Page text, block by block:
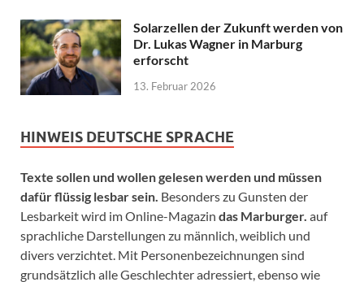
Solarzellen der Zukunft werden von
Dr. Lukas Wagner in Marburg
erforscht
13. Februar 2026
HINWEIS DEUTSCHE SPRACHE
Texte sollen und wollen gelesen werden und müssen
dafür flüssig lesbar sein. Besonders zu Gunsten der
Lesbarkeit wird im Online-Magazin das Marburger. auf
sprachliche Darstellungen zu männlich, weiblich und
divers verzichtet. Mit Personenbezeichnungen sind
grundsätzlich alle Geschlechter adressiert, ebenso wie